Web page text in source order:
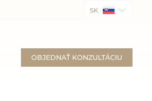
SK
OBJEDNAŤ KONZULTÁCIU